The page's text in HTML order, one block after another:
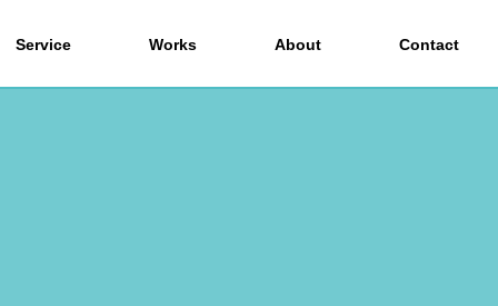
Service Works About Contact